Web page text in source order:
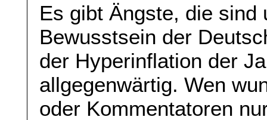
Es gibt Ängste, die sind
Bewusstsein der
der Hyperinflation der
allgegenwärtig. Wen
oder Kommentatoren